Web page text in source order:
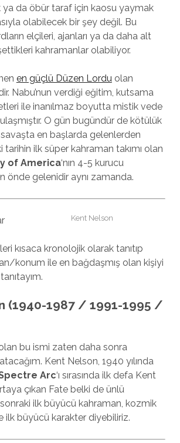
ya da öbür taraf için kaosu yaymak
olabilecek bir şey değil. Bu
elçileri, ajanları ya da daha alt
kahramanlar olabiliyor.
en güçlü Düzen Lorduolan
Nabu’nun verdiği eğitim, kutsama
ile inanılmaz boyutta mistik vede
O gün bugündür de kötülük
en başlarda gelenlerden
tarihin ilk süper kahraman takımı olan
of America‘nın 4-5 kurucu
önde gelenidir aynı zamanda.
Kent Nelson
kısaca kronolojik olarak tanıtıp
konum ile en bağdaşmış olan kişiyi
(1940-1987 / 1991-1995 /
bu ismi zaten daha sonra
Kent Nelson, 1940 yılında
Arc‘ı sırasında ilk defa Kent
çıkan Fate belki de ünlü
sonraki ilk büyücü kahraman, kozmik
ilk büyücü karakter diyebiliriz.